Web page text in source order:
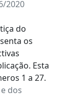
2020
do
os
Esta
1 a 27.
dos